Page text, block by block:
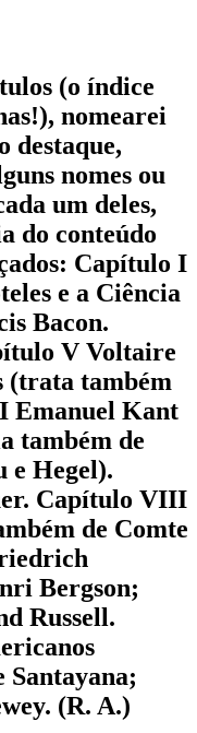
(o índice
nomearei
destaque,
nomes ou
um deles,
do conteúdo
Capítulo I
e a Ciência
Bacon.
V Voltaire
(trata também
Emanuel Kant
também de
e Hegel).
Capítulo VIII
de Comte
Bergson;
Russell.
Santayana;
(R. A.)